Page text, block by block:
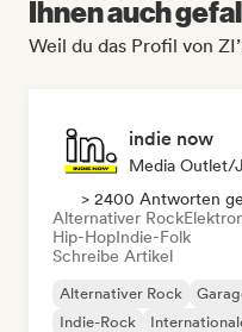
Ihnen auch
Weil du das Profil von
indie now
Media Outlet/
> 2400 Antworten
Alternativer Rock
Hip-HopIndie-Folk
Schreibe Artikel
Alternativer Rock
Indie-Rock